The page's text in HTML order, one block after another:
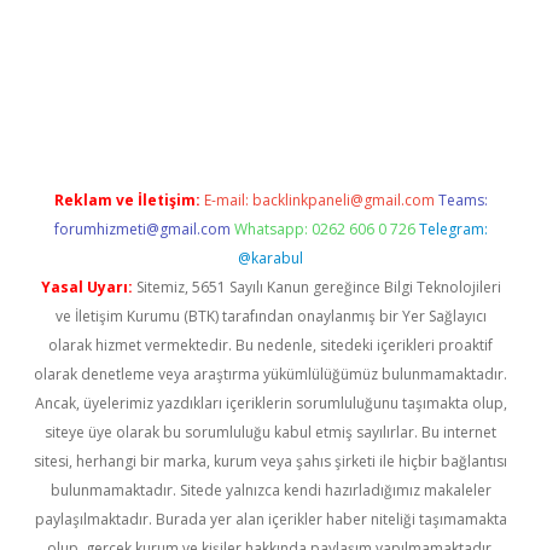
Reklam ve İletişim: E-mail: backlinkpaneli@gmail.com Teams:
forumhizmeti@gmail.com Whatsapp: 0262 606 0 726 Telegram:
@karabul
Yasal Uyarı: Sitemiz, 5651 Sayılı Kanun gereğince Bilgi Teknolojileri
ve İletişim Kurumu (BTK) tarafından onaylanmış bir Yer Sağlayıcı
olarak hizmet vermektedir. Bu nedenle, sitedeki içerikleri proaktif
olarak denetleme veya araştırma yükümlülüğümüz bulunmamaktadır.
Ancak, üyelerimiz yazdıkları içeriklerin sorumluluğunu taşımakta olup,
siteye üye olarak bu sorumluluğu kabul etmiş sayılırlar. Bu internet
sitesi, herhangi bir marka, kurum veya şahıs şirketi ile hiçbir bağlantısı
bulunmamaktadır. Sitede yalnızca kendi hazırladığımız makaleler
paylaşılmaktadır. Burada yer alan içerikler haber niteliği taşımamakta